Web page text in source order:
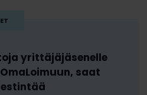
yrittäjäjäsenelle
saat